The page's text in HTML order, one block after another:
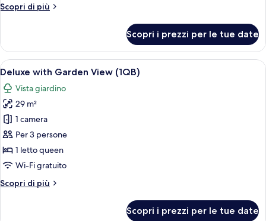
with
bed)
Scopri di più
Altri
vista
mare
(Suite
with
2
single
bed)
Scopri i prezzi per le tue date
Apri
tutte
le
foto
per
Deluxe
with
Garden
(1QB)
Camera d'albergo con un letto, un
5
Deluxe with Garden View (1QB)
Vista giardino
29 m²
1 camera
Per 3 persone
1 letto queen
Wi-Fi gratuito
Scopri di più
Altri
Scopri i prezzi per le tue date